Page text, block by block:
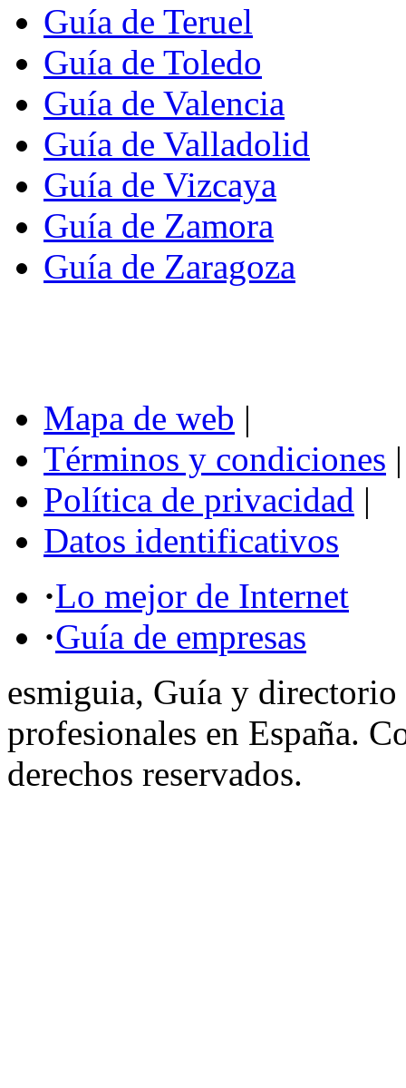
Guía de Teruel
Guía de Toledo
Guía de Valencia
Guía de Valladolid
Guía de Vizcaya
Guía de Zamora
Guía de Zaragoza
Mapa de web |
Términos y condiciones |
Política de privacidad |
Datos identificativos
·Lo mejor de Internet
·Guía de empresas
esmiguia, Guía y directorio
profesionales en España.
derechos reservados.